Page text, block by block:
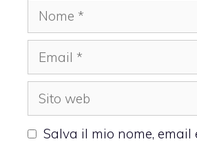
Nome
Email
Sito
web
Salva il mio nome,